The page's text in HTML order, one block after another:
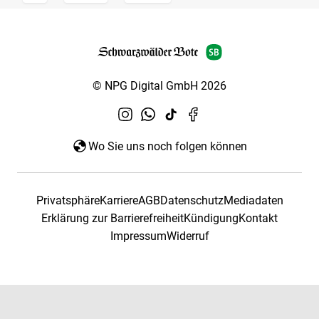
© NPG Digital GmbH 2026
Wo Sie uns noch folgen können
PrivatsphäreKarriereAGBDatenschutzMediadaten
Erklärung zur BarrierefreiheitKündigungKontakt
ImpressumWiderruf